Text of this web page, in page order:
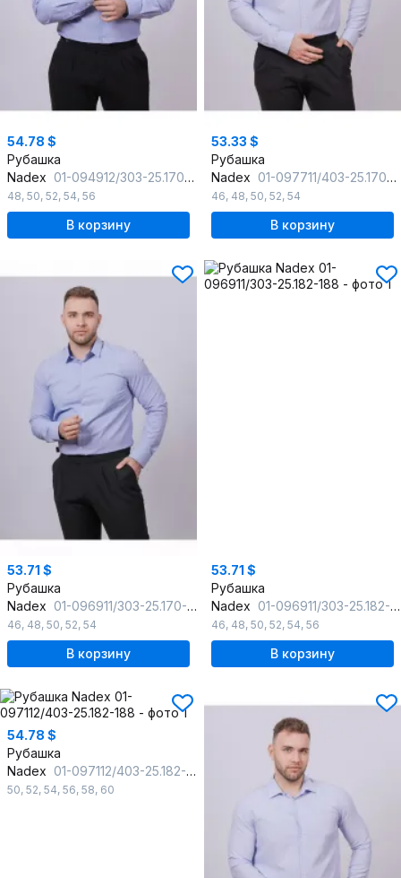
54.78 $
Рубашка
Nadex 01-094912/303-25.170-176
48, 50, 52, 54, 56
В корзину
53.33 $
Рубашка
Nadex 01-097711/403-25.170-176
46, 48, 50, 52, 54
В корзину
53.71 $
Рубашка
Nadex 01-096911/303-25.170-176
46, 48, 50, 52, 54
В корзину
53.71 $
Рубашка
Nadex 01-096911/303-25.182-188
46, 48, 50, 52, 54, 56
В корзину
54.78 $
Рубашка
Nadex 01-097112/403-25.182-188
50, 52, 54, 56, 58, 60